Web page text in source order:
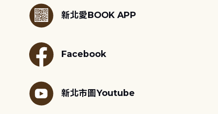
新北愛BOOK APP
Facebook
新北市圖Youtube